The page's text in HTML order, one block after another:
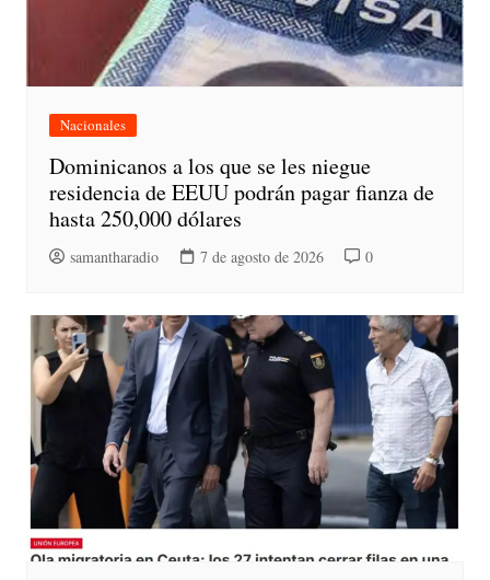
Nacionales
Dominicanos a los que se les niegue
residencia de EEUU podrán pagar fianza de
hasta 250,000 dólares
samantharadio 7 de agosto de 2026 0